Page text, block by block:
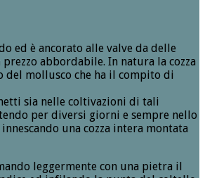
ed è ancorato alle valve da delle
abbordabile. In natura la cozza
del mollusco che ha il compito di
sia nelle coltivazioni di tali
per diversi giorni e sempre nello
una cozza intera montata
leggermente con una pietra il